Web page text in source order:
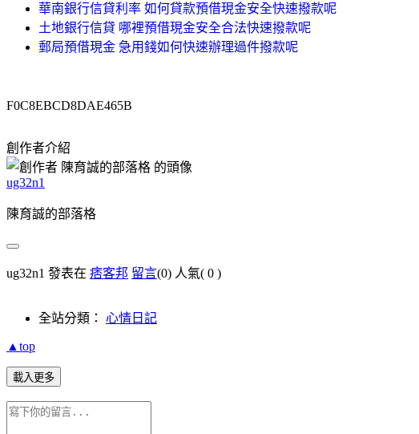
華南銀行信貸利率 如何貸款預借現金安全快速撥款呢
土地銀行信貸 哪裡預借現金安全合法快速撥款呢
郵局預借現金 急用錢如何快速辦理過件撥款呢
F0C8EBCD8DAE465B
創作者介紹
ug32n1
陳育誠的部落格
ug32n1 發表在 痞客邦 留言(0) 人氣( 0 )
全站分類： 心情日記
▲top
載入更多